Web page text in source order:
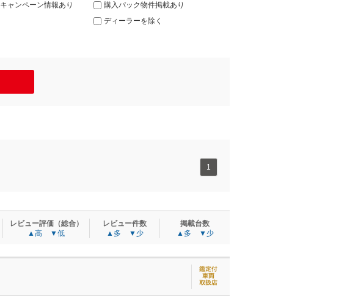
キャンペーン情報あり
購入パック物件掲載あり
ディーラーを除く
1
レビュー評価（総合）
▲高
▼低
レビュー件数
▲多
▼少
掲載台数
▲多
▼少